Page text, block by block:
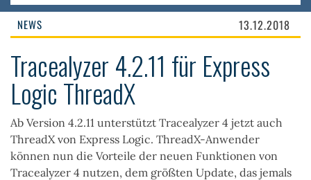
NEWS 13.12.2018
Tracealyzer 4.2.11 für Express
Logic ThreadX
Ab Version 4.2.11 unterstützt Tracealyzer 4 jetzt auch
ThreadX von Express Logic. ThreadX-Anwender
können nun die Vorteile der neuen Funktionen von
Tracealyzer 4 nutzen, dem größten Update, das jemals